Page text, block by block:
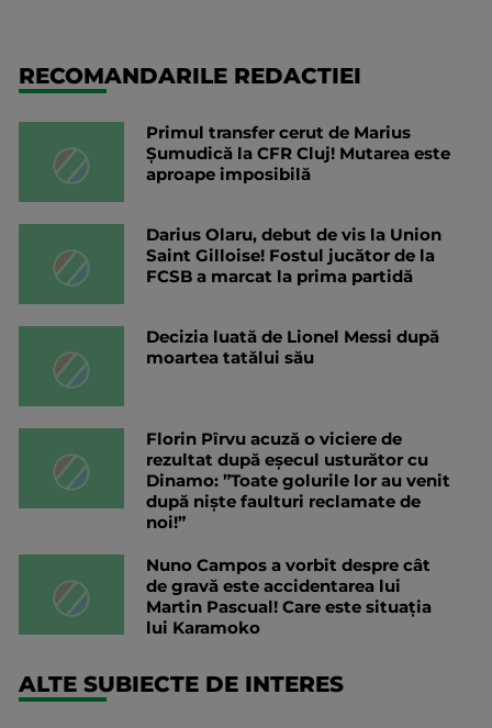
RECOMANDARILE REDACTIEI
Primul transfer cerut de Marius
Șumudică la CFR Cluj! Mutarea este
aproape imposibilă
Darius Olaru, debut de vis la Union
Saint Gilloise! Fostul jucător de la
FCSB a marcat la prima partidă
Decizia luată de Lionel Messi după
moartea tatălui său
Florin Pîrvu acuză o viciere de
rezultat după eșecul usturător cu
Dinamo: ”Toate golurile lor au venit
după niște faulturi reclamate de
noi!”
Nuno Campos a vorbit despre cât
de gravă este accidentarea lui
Martin Pascual! Care este situația
lui Karamoko
ALTE SUBIECTE DE INTERES